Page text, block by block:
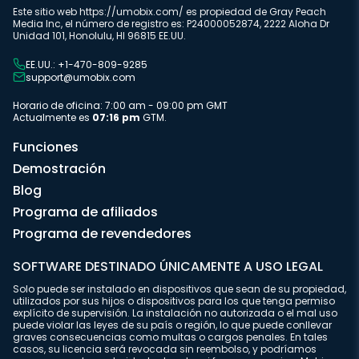
Este sitio web https://umobix.com/ es propiedad de Gray Peach
Media Inc, el número de registro es: P24000052874, 2222 Aloha Dr
Unidad 101, Honolulu, HI 96815 EE.UU.
EE.UU.: +1-470-809-9285
support@umobix.com
Horario de oficina: 7:00 am - 09:00 pm GMT
Actualmente es 07:16 pm GTM.
Funciones
Demostración
Blog
Programa de afiliados
Programa de revendedores
SOFTWARE DESTINADO ÚNICAMENTE A USO LEGAL
Solo puede ser instalado en dispositivos que sean de su propiedad,
utilizados por sus hijos o dispositivos para los que tenga permiso
explícito de supervisión. La instalación no autorizada o el mal uso
puede violar las leyes de su país o región, lo que puede conllevar
graves consecuencias como multas o cargos penales. En tales
casos, su licencia será revocada sin reembolso, y podríamos